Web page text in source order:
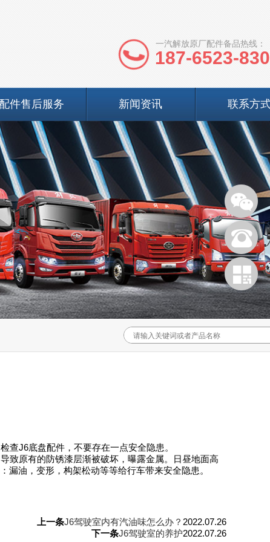
一汽解放原厂配件备品热线：
187-6523-
配件售后服务 新闻资讯 联系方
查J6底盘配件，不要存在一点安全隐患。
致原有的防锈漆层渐被破坏，曝露金属。日昼地面高
油，变形，构架松动等等给行车带来安全隐患。
上一条J6驾驶室内有汽油味怎么办？ 2022.07.26
下一条J6驾驶室的养护2022.07.26